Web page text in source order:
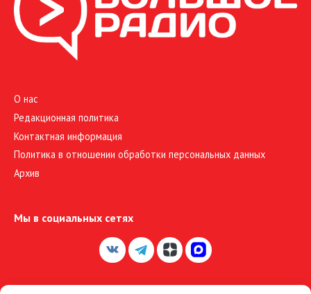
О нас
Редакционная политика
Контактная информация
Политика в отношении обработки персональных данных
Архив
Мы в социальных сетях